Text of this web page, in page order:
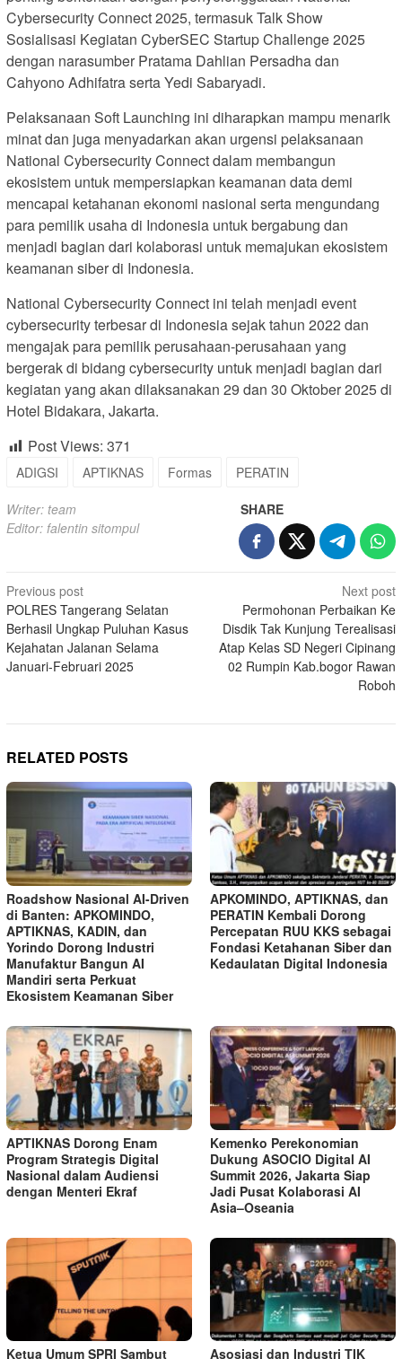
Cybersecurity Connect 2025, termasuk Talk Show
Sosialisasi Kegiatan CyberSEC Startup Challenge 2025
dengan narasumber Pratama Dahlian Persadha dan
Cahyono Adhifatra serta Yedi Sabaryadi.
Pelaksanaan Soft Launching ini diharapkan mampu menarik
minat dan juga menyadarkan akan urgensi pelaksanaan
National Cybersecurity Connect dalam membangun
ekosistem untuk mempersiapkan keamanan data demi
mencapai ketahanan ekonomi nasional serta mengundang
para pemilik usaha di Indonesia untuk bergabung dan
menjadi bagian dari kolaborasi untuk memajukan ekosistem
keamanan siber di Indonesia.
National Cybersecurity Connect ini telah menjadi event
cybersecurity terbesar di Indonesia sejak tahun 2022 dan
mengajak para pemilik perusahaan-perusahaan yang
bergerak di bidang cybersecurity untuk menjadi bagian dari
kegiatan yang akan dilaksanakan 29 dan 30 Oktober 2025 di
Hotel Bidakara, Jakarta.
Post Views: 371
ADIGSI APTIKNAS Formas PERATIN
Writer: team
Editor: falentin sitompul
SHARE
Post
navigation
Previous post
POLRES Tangerang Selatan
Berhasil Ungkap Puluhan Kasus
Kejahatan Jalanan Selama
Januari-Februari 2025
Next post
Permohonan Perbaikan Ke
Disdik Tak Kunjung Terealisasi
Atap Kelas SD Negeri Cipinang
02 Rumpin Kab.bogor Rawan
Roboh
RELATED POSTS
Roadshow Nasional AI-Driven
di Banten: APKOMINDO,
APTIKNAS, KADIN, dan
Yorindo Dorong Industri
Manufaktur Bangun AI
Mandiri serta Perkuat
Ekosistem Keamanan Siber
APKOMINDO, APTIKNAS, dan
PERATIN Kembali Dorong
Percepatan RUU KKS sebagai
Fondasi Ketahanan Siber dan
Kedaulatan Digital Indonesia
APTIKNAS Dorong Enam
Program Strategis Digital
Nasional dalam Audiensi
dengan Menteri Ekraf
Kemenko Perekonomian
Dukung ASOCIO Digital AI
Summit 2026, Jakarta Siap
Jadi Pusat Kolaborasi AI
Asia–Oseania
Ketua Umum SPRI Sambut Asosiasi dan Industri TIK